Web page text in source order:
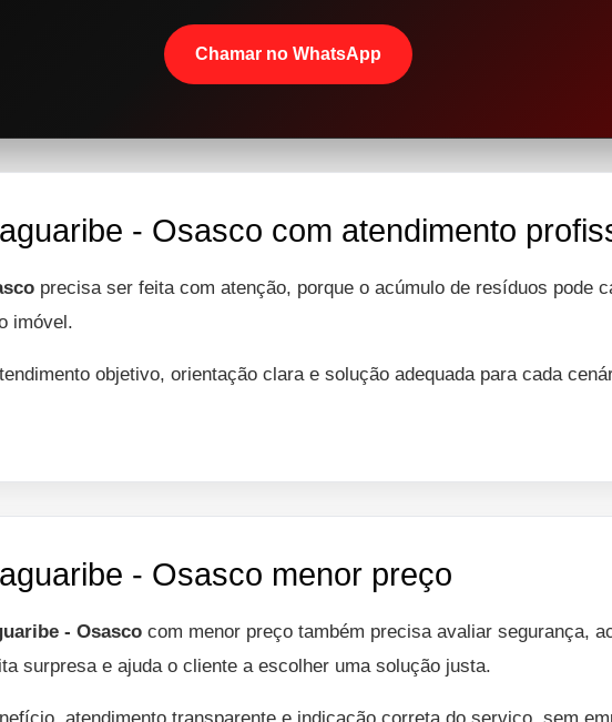
Chamar no WhatsApp
- Osasco com atendimento
precisa ser feita com atenção, porque o acúmulo de resíduos pode
imóvel.
objetivo, orientação clara e solução adequada para cada
- Osasco menor preço
- Osasco com menor preço também precisa avaliar segurança,
surpresa e ajuda o cliente a escolher uma solução justa.